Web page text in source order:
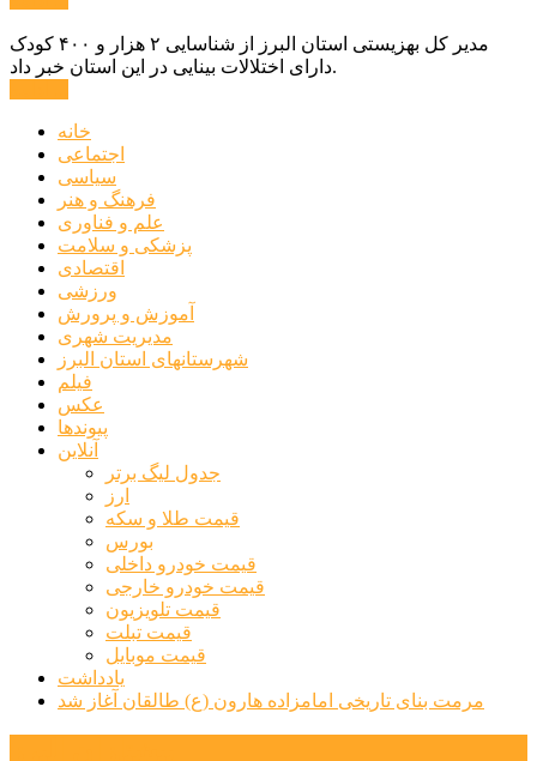
مدیر کل بهزیستی استان البرز از شناسایی ۲ هزار و ۴۰۰ کودک
دارای اختلالات بینایی در این استان خبر داد.
خانه
اجتماعی
سیاسی
فرهنگ و هنر
علم و فناوری
پزشکی و سلامت
اقتصادی
ورزشی
آموزش و پرورش
مدیریت شهری
شهرستانهای استان البرز
فیلم
عکس
پیوندها
آنلاین
جدول لیگ برتر
ارز
قیمت طلا و سکه
بورس
قیمت خودرو داخلی
قیمت خودرو خارجی
قیمت تلویزیون
قیمت تبلت
قیمت موبایل
یادداشت
مرمت بنای تاریخی امامزاده هارون (ع) طالقان آغاز شد